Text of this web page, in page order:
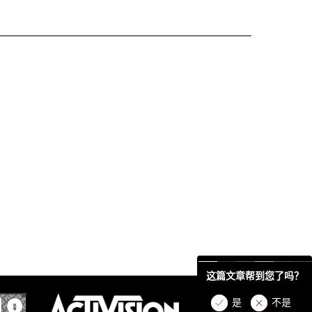
这篇文章帮到您了吗？
是 不是